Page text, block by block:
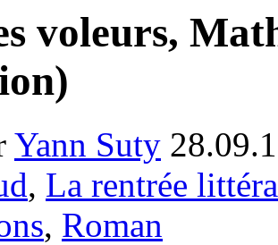
voleurs,
Yann Suty
, La rentrée
, Roman